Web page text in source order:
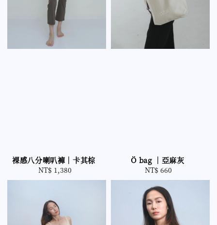
裸感八分喇叭褲｜卡其棕
Regular
price
NT$ 1,380
Ö bag ｜亞麻灰
Regular
price
NT$ 660